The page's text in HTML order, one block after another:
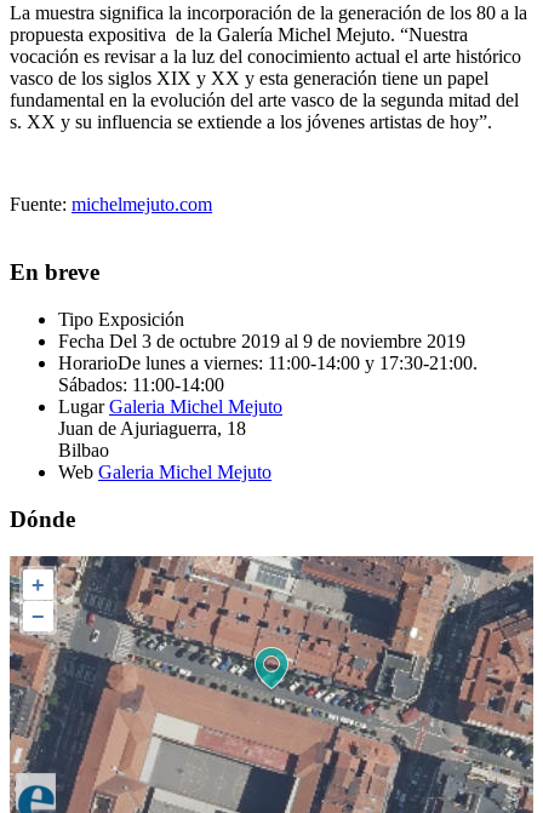
La muestra significa la incorporación de la generación de los 80 a la
propuesta expositiva de la Galería Michel Mejuto. “Nuestra
vocación es revisar a la luz del conocimiento actual el arte histórico
vasco de los siglos XIX y XX y esta generación tiene un papel
fundamental en la evolución del arte vasco de la segunda mitad del
s. XX y su influencia se extiende a los jóvenes artistas de hoy”.
Fuente: michelmejuto.com
En breve
Tipo Exposición
Fecha Del 3 de octubre 2019 al 9 de noviembre 2019
HorarioDe lunes a viernes: 11:00-14:00 y 17:30-21:00.
Sábados: 11:00-14:00
Lugar Galeria Michel Mejuto
Juan de Ajuriaguerra, 18
Bilbao
Web Galeria Michel Mejuto
Dónde
+
−